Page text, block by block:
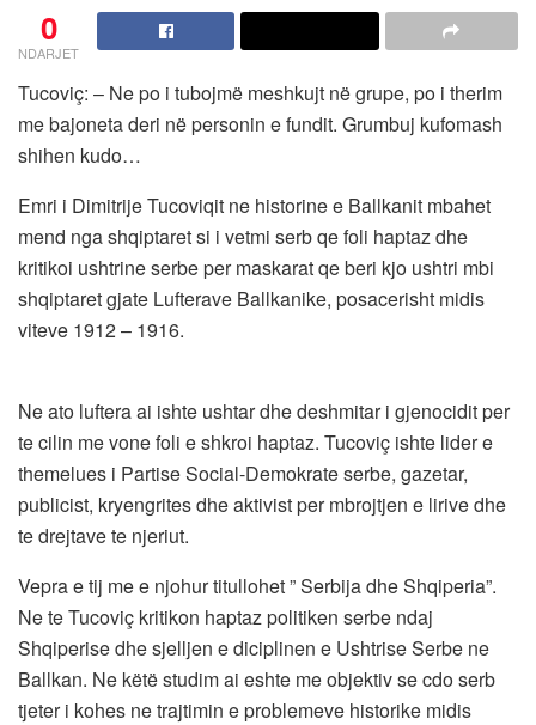
0
NDARJET
Tucoviç: – Ne po i tubojmë meshkujt në grupe, po i therim
me bajoneta deri në personin e fundit. Grumbuj kufomash
shihen kudo…
Emri i Dimitrije Tucoviqit ne historine e Ballkanit mbahet
mend nga shqiptaret si i vetmi serb qe foli haptaz dhe
kritikoi ushtrine serbe per maskarat qe beri kjo ushtri mbi
shqiptaret gjate Lufterave Ballkanike, posacerisht midis
viteve 1912 – 1916.
Ne ato luftera ai ishte ushtar dhe deshmitar i gjenocidit per
te cilin me vone foli e shkroi haptaz. Tucoviç ishte lider e
themelues i Partise Social-Demokrate serbe, gazetar,
publicist, kryengrites dhe aktivist per mbrojtjen e lirive dhe
te drejtave te njeriut.
Vepra e tij me e njohur titullohet ” Serbija dhe Shqiperia”.
Ne te Tucoviç kritikon haptaz politiken serbe ndaj
Shqiperise dhe sjelljen e diciplinen e Ushtrise Serbe ne
Ballkan. Ne këtë studim ai eshte me objektiv se cdo serb
tjeter i kohes ne trajtimin e problemeve historike midis